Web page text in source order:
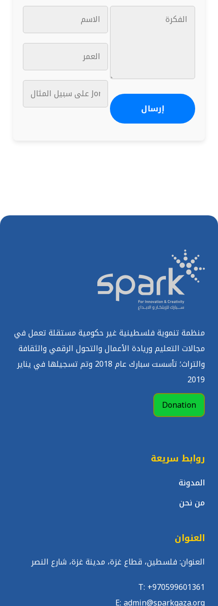
منظمة تنموية فلسطينية غير حكومية مستقلة تعمل في
مجالات التعليم وريادة الأعمال والتحول الرقمي والثقافة
والتراث؛ تأسست سبارك عام 2018 وتم تسجيلها في يناير
2019
Donation
روابط سريعة
المدونة
من نحن
العنوان
العنوان: فلسطين، قطاع غزة، مدينة غزة، شارع النصر
T: +970599601361
E: admin@sparkgaza.org